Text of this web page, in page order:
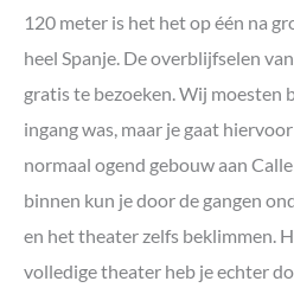
120 meter is het het op één na
heel Spanje. De overblijfselen
gratis te bezoeken. Wij moesten
ingang was, maar je gaat
normaal ogend gebouw aan
binnen kun je door de gangen
en het theater zelfs beklimmen.
volledige theater heb je echter